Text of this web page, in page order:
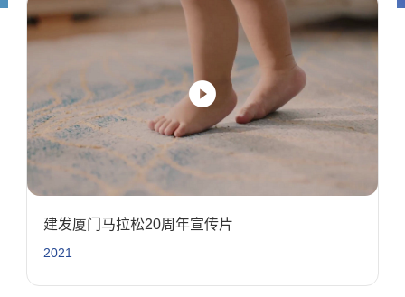
建发厦门马拉松20周年宣传片
2021